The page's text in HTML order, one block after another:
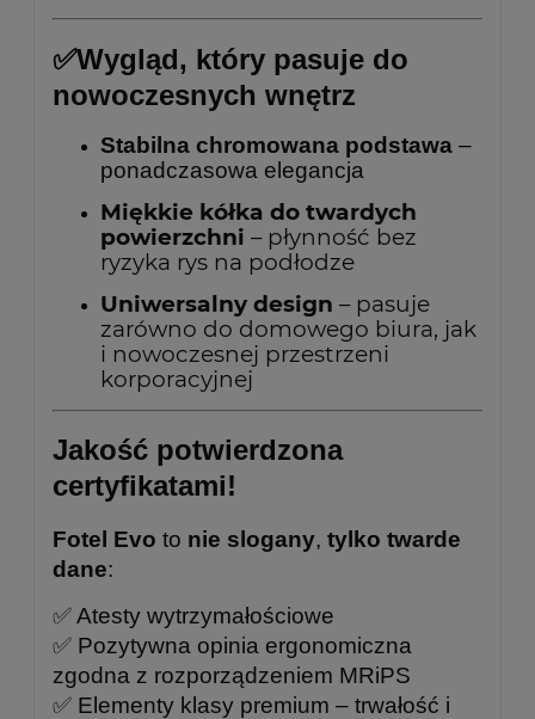
✅Wygląd, który pasuje do
nowoczesnych wnętrz
Stabilna chromowana podstawa –
ponadczasowa elegancja
Miękkie kółka do twardych
powierzchni – płynność bez
ryzyka rys na podłodze
Uniwersalny design – pasuje
zarówno do domowego biura, jak
i nowoczesnej przestrzeni
korporacyjnej
Jakość potwierdzona
certyfikatami!
Fotel Evo to nie slogany, tylko twarde
dane:
✅ Atesty wytrzymałościowe
✅ Pozytywna opinia ergonomiczna
zgodna z rozporządzeniem MRiPS
✅ Elementy klasy premium – trwałość i